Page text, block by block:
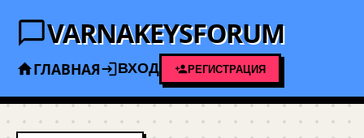
VARNAKEYSFORUM
ГЛАВНАЯ ВХОД РЕГИСТРАЦИЯ